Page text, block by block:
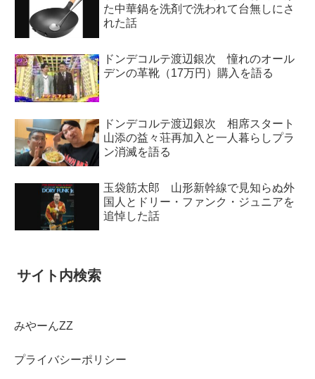
た中華鍋を洗剤で洗われて台無しにさ
れた話
ドンデコルテ渡辺銀次 憧れのオール
デンの革靴（17万円）購入を語る
ドンデコルテ渡辺銀次 相席スタート
山添の益々荘再加入と一人暮らしプラ
ン消滅を語る
玉袋筋太郎 山形新幹線で見知らぬ外
国人とドリー・ファンク・ジュニアを
追悼した話
サイト内検索
みやーんZZ
プライバシーポリシー